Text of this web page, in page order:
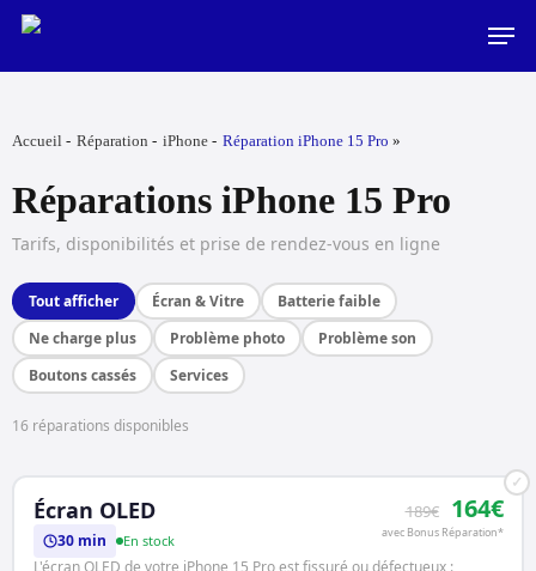
Skip
Menu
Accueil Réparation iPhone Réparation iPhone 15 Pro
Réparations iPhone 15 Pro
Tarifs, disponibilités et prise de rendez-vous en ligne
Tout afficher Écran & Vitre
Batterie faible
Ne charge plus
Problème photo
Problème son
Boutons cassés
Services
16 réparations disponibles
✓
Écran OLED 189€ 164€
avec Bonus Réparation*
30 min En stock
L'écran OLED de votre iPhone 15 Pro est fissuré ou défectueux :